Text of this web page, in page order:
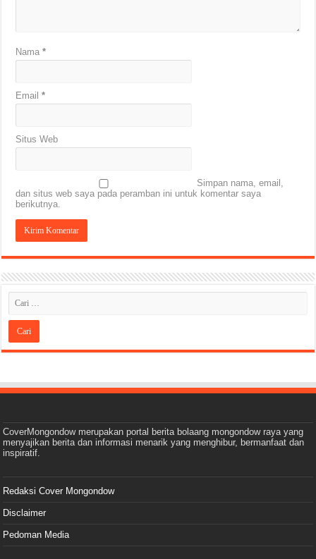
Nama*
Email*
Situs Web
Simpan nama, email,
dan situs web saya pada peramban ini untuk komentar saya
berikutnya.
CoverMongondow merupakan portal berita bolaang mongondow raya yang
menyajikan berita dan informasi menarik yang menghibur, bermanfaat dan
inspiratif.
Redaksi Cover Mongondow
Disclaimer
Pedoman Media